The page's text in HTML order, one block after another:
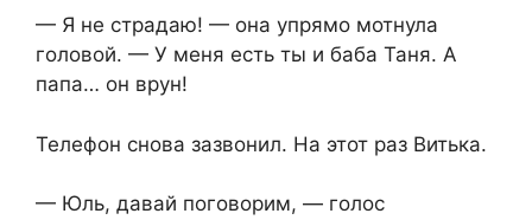
— Я не страдаю! — она упрямо мотнула
головой. — У меня есть ты и баба Таня. А
папа… он врун!
Телефон снова зазвонил. На этот раз Витька.
— Юль, давай поговорим, — голос